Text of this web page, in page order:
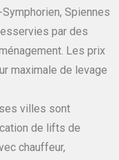
Spiennes
par des
Les prix
maximale de levage
villes sont
de lifts de
chauffeur,